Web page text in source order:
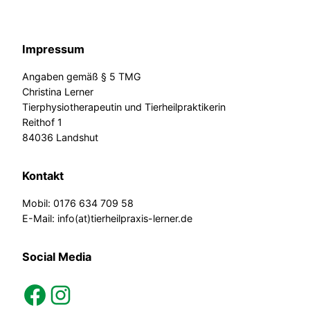
Impressum
Angaben gemäß § 5 TMG
Christina Lerner
Tierphysiotherapeutin und Tierheilpraktikerin
Reithof 1
84036 Landshut
Kontakt
Mobil: 0176 634 709 58
E-Mail: info(at)tierheilpraxis-lerner.de
Social Media
facebook instagram